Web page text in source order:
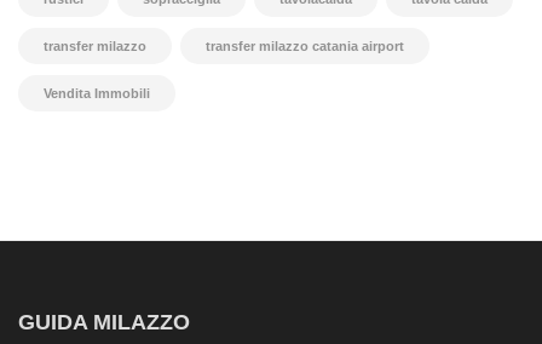
transfer milazzo transfer milazzo catania airport
Vendita Immobili
GUIDA MILAZZO